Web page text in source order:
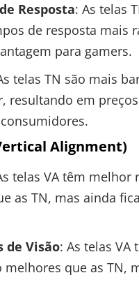
Resposta: As telas
de resposta mais
para gamers.
telas TN são mais
resultando em
Alignment)
telas VA têm melhor
as TN, mas ainda
de Visão: As telas VA
melhores que as TN,